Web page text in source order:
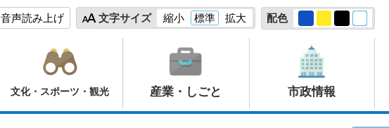
音声読み上げ 文字サイズ 縮小 標準 拡大 配色
文化・スポーツ・観光 産業・しごと 市政情報